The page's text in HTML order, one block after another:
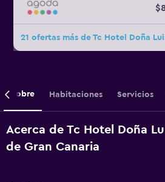
21 ofertas más de Tc Hotel Doña
Sobre Habitaciones Servicios
Acerca de Tc Hotel Doña
de Gran Canaria